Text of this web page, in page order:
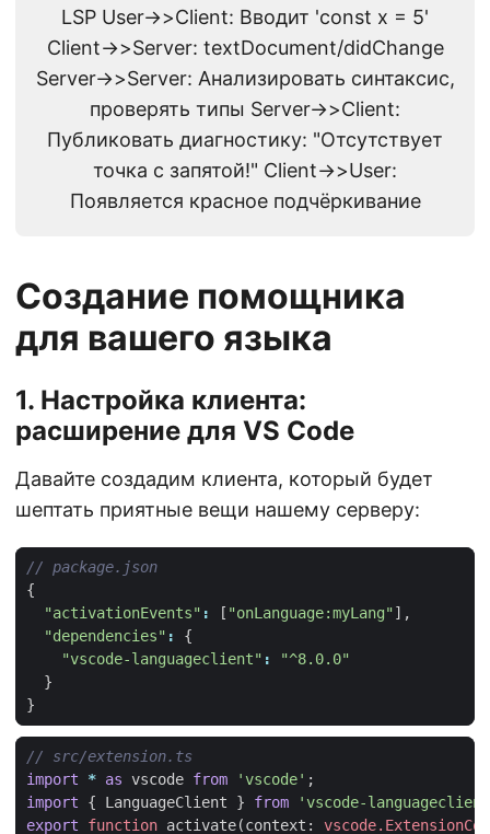
LSP User->>Client: Вводит 'const x = 5'
Client->>Server: textDocument/didChange
Server->>Server: Анализировать синтаксис,
проверять типы Server->>Client:
Публиковать диагностику: "Отсутствует
точка с запятой!" Client->>User:
Появляется красное подчёркивание
Создание помощника
для вашего языка
1. Настройка клиента:
расширение для VS Code
Давайте создадим клиента, который будет
шептать приятные вещи нашему серверу:
{
"activationEvents" : [ "onLanguage:myLang"],
"dependencies" :
{
"vscode-languageclient" :
"^8.0.0"
}
}
import
* as vscode from 'vscode' ;
import
{ LanguageClient } from
'vscode-
export
function activate(context :